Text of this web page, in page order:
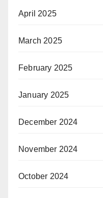
April 2025
March 2025
February 2025
January 2025
December 2024
November 2024
October 2024